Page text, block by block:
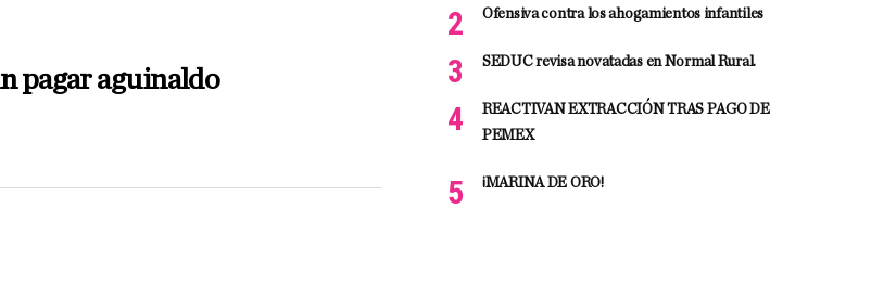
pagar aguinaldo
Ofensiva contra los ahogamientos infantiles
SEDUC revisa novatadas en Normal Rural.
REACTIVAN EXTRACCIÓN TRAS PAGO DE
PEMEX
¡MARINA DE ORO!